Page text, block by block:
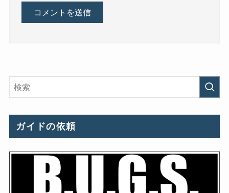
ガイドの依頼